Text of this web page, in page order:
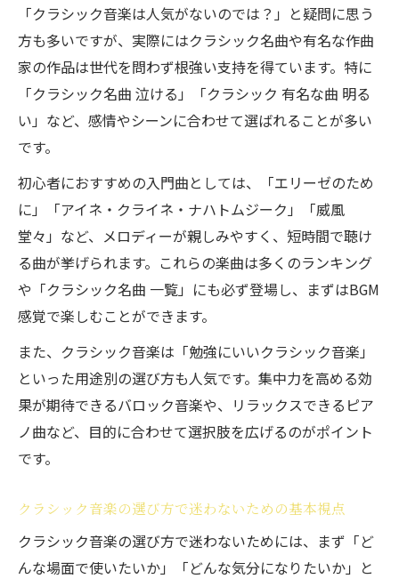
ジャンルから探すクラシック音楽の効率的
な見つけ方
曲名がわからない時のクラシック音楽発見法
クラシック音楽の曲名がわからない時の解
決法
の活用術
クラシック 曲名 わからない状態から特定す
るコツ
断片的メロディーでクラシック音楽を探す
実践法
ール紹介
勉強や気分転換に役立つクラシック音楽活用術
勉強にいいクラシック音楽の選び方と効果
を活用
クラシック音楽で集中力を高めるポイント
解説
「クラシック音楽は人気がないのでは？」と疑問に思う
方も多いですが、実際にはクラシック名曲や有名な作曲
家の作品は世代を問わず根強い支持を得ています。特に
「クラシック名曲 泣ける」「クラシック 有名な曲 明る
い」など、感情やシーンに合わせて選ばれることが多い
です。
初心者におすすめの入門曲としては、「エリーゼのため
に」「アイネ・クライネ・ナハトムジーク」「威風
堂々」など、メロディーが親しみやすく、短時間で聴け
る曲が挙げられます。これらの楽曲は多くのランキング
や「クラシック名曲 一覧」にも必ず登場し、まずはBGM
感覚で楽しむことができます。
また、クラシック音楽は「勉強にいいクラシック音楽」
といった用途別の選び方も人気です。集中力を高める効
果が期待できるバロック音楽や、リラックスできるピア
ノ曲など、目的に合わせて選択肢を広げるのがポイント
です。
クラシック音楽の選び方で迷わないための基本視点
クラシック音楽の選び方で迷わないためには、まず「ど
んな場面で使いたいか」「どんな気分になりたいか」と